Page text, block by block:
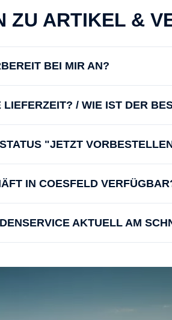
ZU ARTIKEL &
BEI MIR AN?
/ WIE IST DER
"JETZT
IN COESFELD
AKTUELL AM